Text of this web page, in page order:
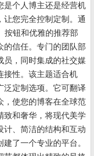
是个人博主还是经营机
让您完全控制定制。通
按钮和优雅的推荐部
的信任。专门的团队部
员，同时集成的社交媒
接性。该主题适合机
泛定制选项。它可翻译
，使您的博客在全球范
致和奢华，将现代美学
计、简洁的结构和互动
了一个专业的平台。